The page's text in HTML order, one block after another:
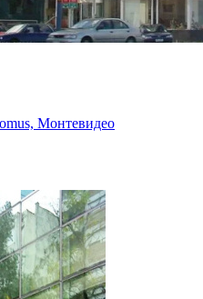
Монтевидео